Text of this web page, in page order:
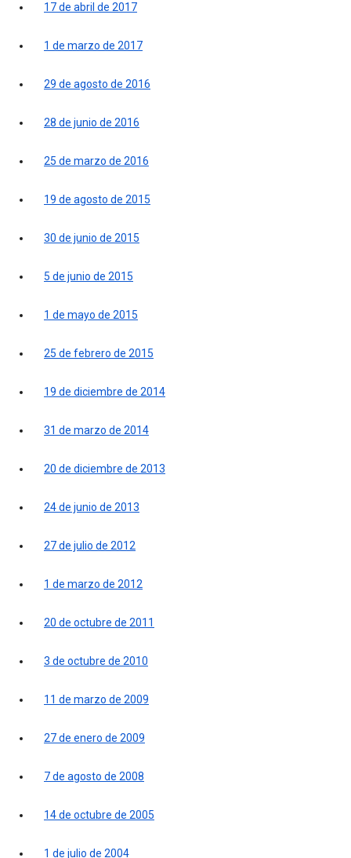
17 de abril de 2017
1 de marzo de 2017
29 de agosto de 2016
28 de junio de 2016
25 de marzo de 2016
19 de agosto de 2015
30 de junio de 2015
5 de junio de 2015
1 de mayo de 2015
25 de febrero de 2015
19 de diciembre de 2014
31 de marzo de 2014
20 de diciembre de 2013
24 de junio de 2013
27 de julio de 2012
1 de marzo de 2012
20 de octubre de 2011
3 de octubre de 2010
11 de marzo de 2009
27 de enero de 2009
7 de agosto de 2008
14 de octubre de 2005
1 de julio de 2004